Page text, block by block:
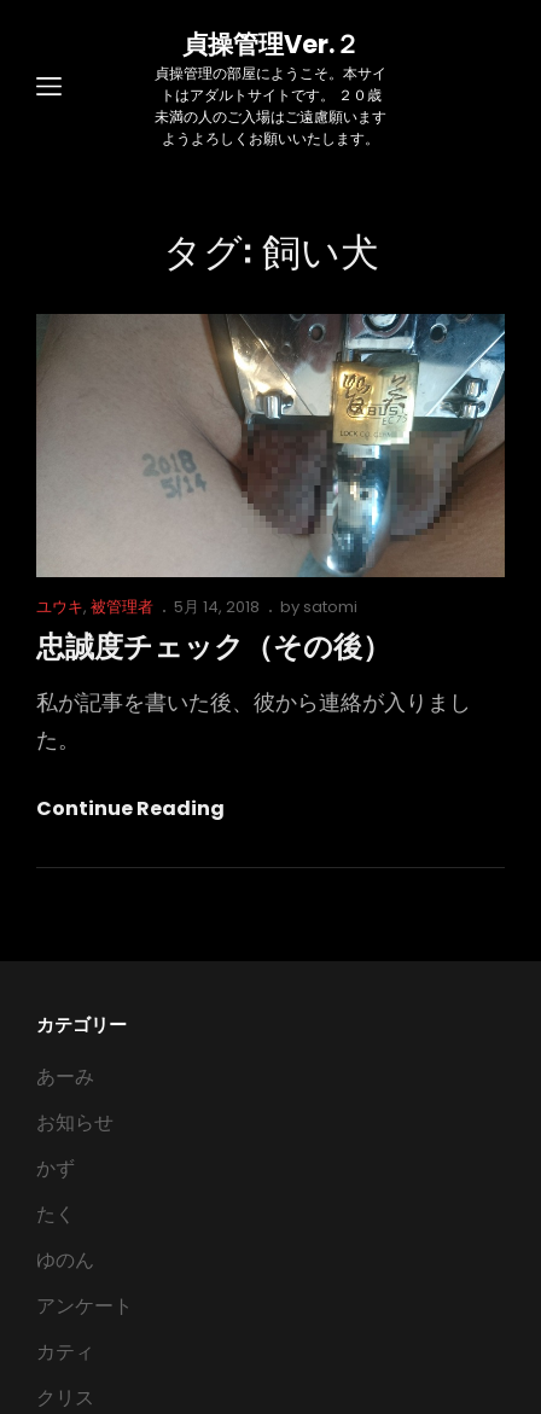
貞操管理Ver.２
貞操管理の部屋にようこそ。本サイ
トはアダルトサイトです。 ２０歳
未満の人のご入場はご遠慮願います
ようよろしくお願いいたします。
タグ:飼い犬
Cat
Links
ユウキ, 被管理者
Posted
5月 14, 2018 by satomi
忠誠度チェック（その後）
私が記事を書いた後、彼から連絡が入りまし
た。
Continue Reading
度
カテゴリー
あーみ
お知らせ
かず
たく
ゆのん
アンケート
カティ
クリス